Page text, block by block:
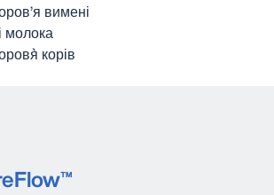
вимені
молока
корів